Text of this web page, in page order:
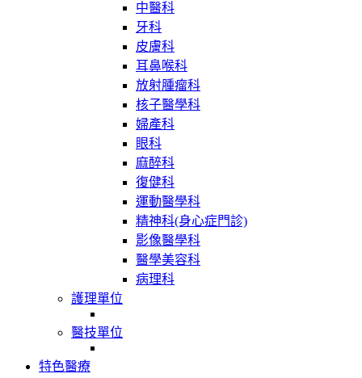
中醫科
牙科
皮膚科
耳鼻喉科
放射腫瘤科
核子醫學科
婦產科
眼科
麻醉科
復健科
運動醫學科
精神科(身心症門診)
影像醫學科
醫學美容科
病理科
護理單位
醫技單位
特色醫療